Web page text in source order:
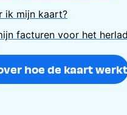
ik mijn kaart?
facturen voor het
hoe de kaart werkt